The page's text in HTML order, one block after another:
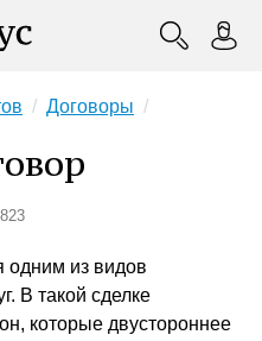
Договоры
одним из видов
В такой сделке
которые двустороннее